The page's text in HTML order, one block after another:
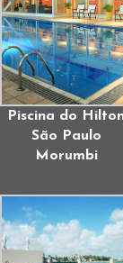
Piscina do
São Paulo
Morumbi